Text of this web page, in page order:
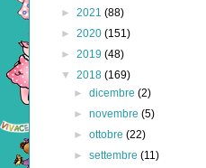
► 2021 (88)
► 2020 (151)
► 2019 (48)
▼ 2018 (169)
►dicembre(2)
►novembre(5)
►ottobre(22)
►settembre(11)